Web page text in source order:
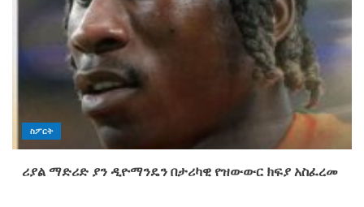
ስፖርት
ሪያል ማድሪድ ያን ዲዮማንዴን በታሪካዊ የዝውውር ክፍያ አስፈረመ